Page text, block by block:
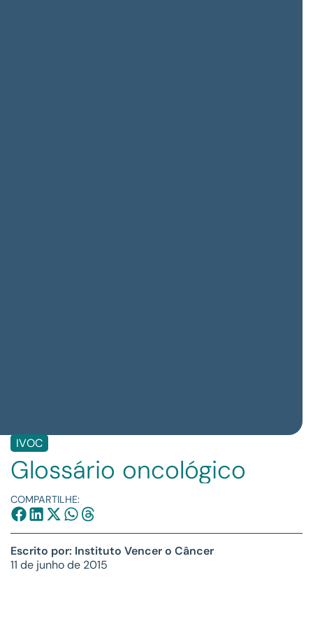
IVOC
Glossário oncológico
COMPARTILHE:
Escrito por: Instituto Vencer o Câncer
11 de junho de 2015